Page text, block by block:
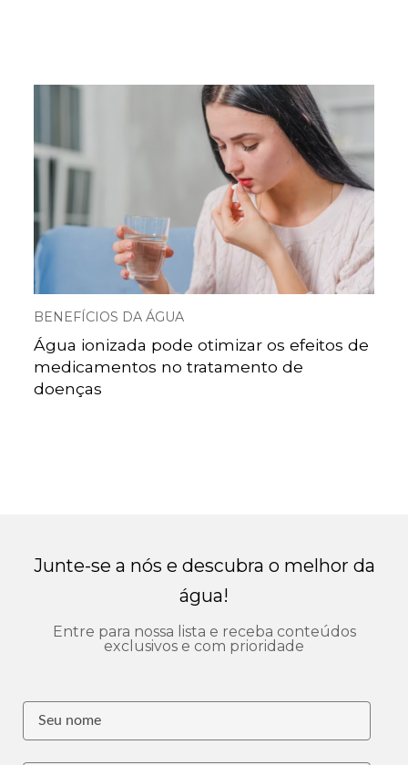
BENEFÍCIOS DA ÁGUA
Água ionizada pode otimizar os efeitos de
medicamentos no tratamento de
doenças
Junte-se a nós e descubra o melhor da
água!
Entre para nossa lista e receba conteúdos
exclusivos e com prioridade